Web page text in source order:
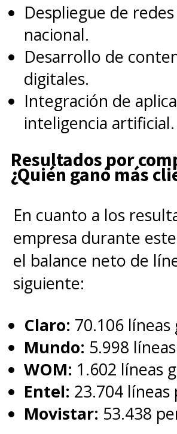
Despliegue de redes
nacional.
Desarrollo de
digitales.
Integración de
inteligencia artificial.
Resultados por
¿Quién ganó más
En cuanto a los
empresa durante
el balance neto de
siguiente:
Claro: 70.106 líneas
Mundo: 5.998
WOM: 1.602 líneas
Entel: 23.704 líneas
Movistar: 53.438